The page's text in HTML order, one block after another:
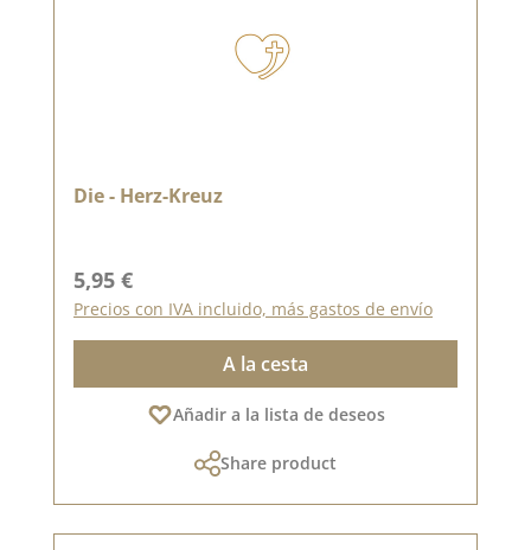
Die - Herz-Kreuz
Precio normal:
5,95 €
Precios con IVA incluido, más gastos de envío
A la cesta
Añadir a la lista de deseos
Share product